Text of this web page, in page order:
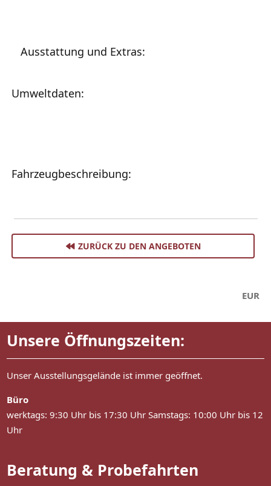
Ausstattung und Extras:
Umweltdaten:
Fahrzeugbeschreibung:
ZURÜCK ZU DEN ANGEBOTEN
EUR
Unsere Öffnungszeiten:
Unser Ausstellungsgelände ist immer geöffnet.
Büro
werktags: 9:30 Uhr bis 17:30 Uhr Samstags: 10:00 Uhr bis 12
Uhr
Beratung & Probefahrten